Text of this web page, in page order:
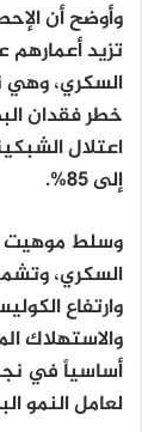
خطر فقدان
إلى 85%.
وسلط موهيت
السكري،
وارتفاع
والاستهلاك
أساسياً في
لعامل النمو